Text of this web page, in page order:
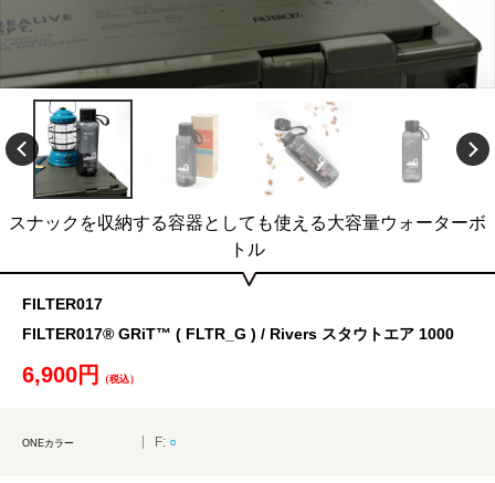
スナックを収納する容器としても使える大容量ウォーターボ
トル
FILTER017
FILTER017® GRiT™ ( FLTR_G ) / Rivers スタウトエア 1000
6,900円 （税込）
ONEカラー F: ○